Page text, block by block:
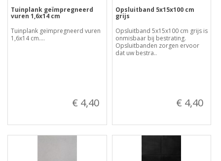
Tuinplank geïmpregneerd
vuren 1,6x14 cm
Tuinplank geïmpregneerd vuren
1,6x14 cm....
€ 4,40
Opsluitband 5x15x100 cm
grijs
Opsluitband 5x15x100 cm grijs is
onmisbaar bij bestrating.
Opsluitbanden zorgen ervoor
dat uw bestra..
€ 4,40